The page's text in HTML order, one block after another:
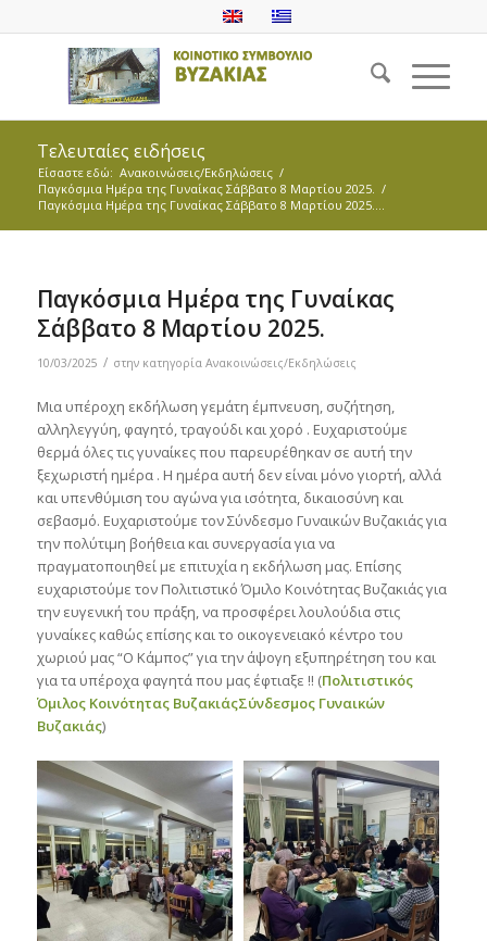
Τελευταίες ειδήσεις
Είσαστε εδώ: Ανακοινώσεις/Εκδηλώσεις /
Παγκόσμια Ημέρα της Γυναίκας Σάββατο 8 Μαρτίου 2025. /
Παγκόσμια Ημέρα της Γυναίκας Σάββατο 8 Μαρτίου 2025....
Παγκόσμια Ημέρα της Γυναίκας
Σάββατο 8 Μαρτίου 2025.
10/03/2025 / στην κατηγορία Ανακοινώσεις/Εκδηλώσεις
Μια υπέροχη εκδήλωση γεμάτη έμπνευση, συζήτηση,
αλληλεγγύη, φαγητό, τραγούδι και χορό . Ευχαριστούμε
θερμά όλες τις γυναίκες που παρευρέθηκαν σε αυτή την
ξεχωριστή ημέρα . Η ημέρα αυτή δεν είναι μόνο γιορτή, αλλά
και υπενθύμιση του αγώνα για ισότητα, δικαιοσύνη και
σεβασμό. Ευχαριστούμε τον Σύνδεσμο Γυναικών Βυζακιάς για
την πολύτιμη βοήθεια και συνεργασία για να
πραγματοποιηθεί με επιτυχία η εκδήλωση μας. Επίσης
ευχαριστούμε τον Πολιτιστικό Όμιλο Κοινότητας Βυζακιάς για
την ευγενική του πράξη, να προσφέρει λουλούδια στις
γυναίκες καθώς επίσης και το οικογενειακό κέντρο του
χωριού μας “Ο Κάμπος” για την άψογη εξυπηρέτηση του και
για τα υπέροχα φαγητά που μας έφτιαξε !! (Πολιτιστικός
Όμιλος Κοινότητας ΒυζακιάςΣύνδεσμος Γυναικών
Βυζακιάς)